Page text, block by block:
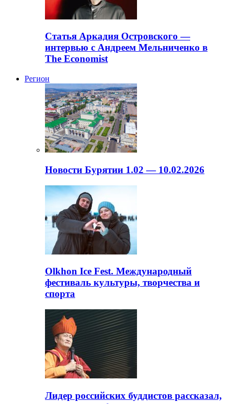
Статья Аркадия Островского —
интервью с Андреем Мельниченко в
The Economist
Регион
Новости Бурятии 1.02 — 10.02.2026
Olkhon Ice Fest. Международный
фестиваль культуры, творчества и
спорта
Лидер российских буддистов рассказал,